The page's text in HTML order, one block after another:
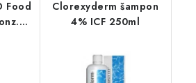
Food
Clorexyderm šampon
4% ICF 250ml